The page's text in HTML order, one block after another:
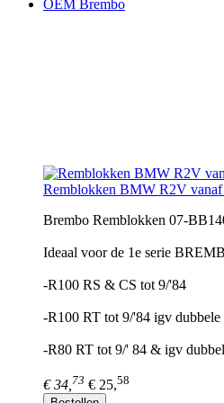
OEM Brembo
Remblokken BMW R2V
Brembo Remblokken 07-
Ideaal voor de 1e serie
-R100 RS & CS tot 9/'84
-R100 RT tot 9/'84 igv
-R80 RT tot 9/' 84 & igv
€ 34, 73 € 25,58